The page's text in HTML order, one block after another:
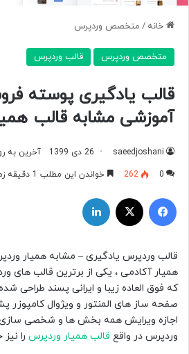
خانه / متخصص وردپرس
متخصص وردپرس قالب وردپرس
قالب یادگیری پوسته
آموزشی مشابه قالب
saeedjoshani 26 دی 1399
آخرین به روز رسانی:
0
262 خواندن این مطلب 1 دقیقه زمان میبرد
فیس بوک
قالب وردپرس یادگیری – مشابه همیار
همیار آکادمی ، یکی از برترین قالب های
که فوق العاده زیبا و ایرانی پسند طراحی
صفحه ساز های المنتور و ویژوال کامپوزر
اجازه ویرایش همه بخش ها و شخصی سازی
وردپرس در واقع قالب همیار وردپرس را